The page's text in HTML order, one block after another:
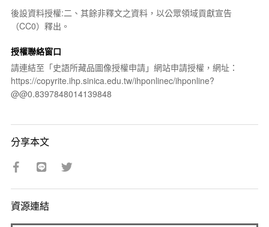
後設資料授權:二、其餘非釋文之資料，以公眾領域貢獻宣告
（CC0）釋出。
授權聯絡窗口
請連結至「史語所藏品圖像授權申請」網站申請授權，網址：
https://copyrite.ihp.sinica.edu.tw/ihponlinec/ihponline?
@@0.8397848014139848
分享本文
資源連結